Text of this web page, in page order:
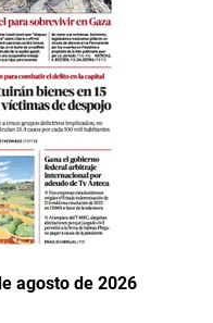
agosto de 2026